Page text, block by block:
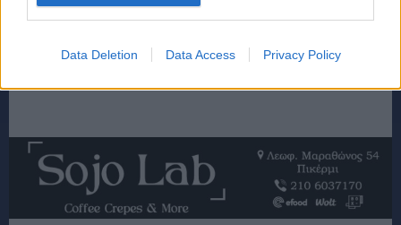
Data Deletion Data Access Privacy Policy